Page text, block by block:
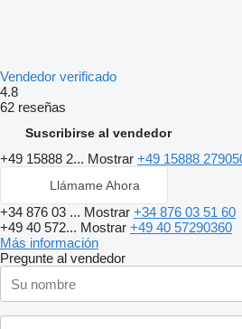
Vendedor verificado
4.8
62 reseñas
Suscribirse al vendedor
+49 15888 2... Mostrar +49 15888
Llámame Ahora
+34 876 03 ... Mostrar +34 876 03 51 60
+49 40 572... Mostrar +49 40 57290360
Más información
Pregunte al vendedor